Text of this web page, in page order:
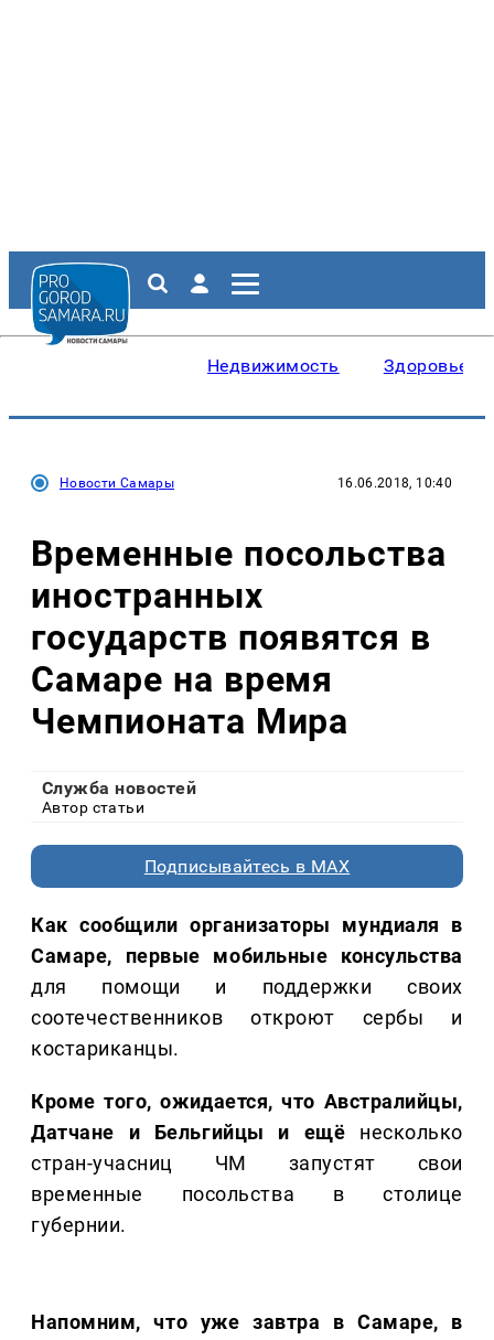
Недвижимость Здоровье
Новости Самары 16.06.2018, 10:40
Временные посольства
иностранных
государств появятся в
Самаре на время
Чемпионата Мира
Служба новостей
Автор статьи
Подписывайтесь в MAX
Как сообщили организаторы мундиаля в
Самаре, первые мобильные консульства
для помощи и поддержки своих
соотечественников откроют сербы и
костариканцы.
Кроме того, ожидается, что Австралийцы,
Датчане и Бельгийцы и ещё несколько
стран-учасниц ЧМ запустят свои
временные посольства в столице
губернии.
Напомним, что уже завтра в Самаре, в